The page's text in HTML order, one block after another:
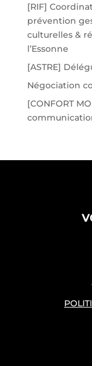
[RIF]
prévention
culturelles &
l’Essonne
[ASTRE]
Négociation
[CONFORT